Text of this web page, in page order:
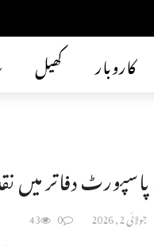
کھیل کاروبار
دفاتر میں
جولائی 2, 2026 0
43